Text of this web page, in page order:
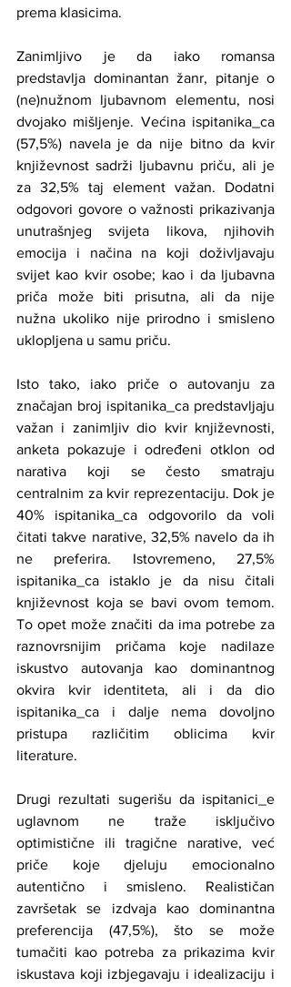
prema klasicima.
Zanimljivo je da iako romansa
predstavlja dominantan žanr, pitanje o
(ne)nužnom ljubavnom elementu, nosi
dvojako mišljenje. Većina ispitanika_ca
(57,5%) navela je da nije bitno da kvir
književnost sadrži ljubavnu priču, ali je
za 32,5% taj element važan. Dodatni
odgovori govore o važnosti prikazivanja
unutrašnjeg svijeta likova, njihovih
emocija i načina na koji doživljavaju
svijet kao kvir osobe; kao i da ljubavna
priča može biti prisutna, ali da nije
nužna ukoliko nije prirodno i smisleno
uklopljena u samu priču.
Isto tako, iako priče o autovanju za
značajan broj ispitanika_ca predstavljaju
važan i zanimljiv dio kvir književnosti,
anketa pokazuje i određeni otklon od
narativa koji se često smatraju
centralnim za kvir reprezentaciju. Dok je
40% ispitanika_ca odgovorilo da voli
čitati takve narative, 32,5% navelo da ih
ne preferira. Istovremeno, 27,5%
ispitanika_ca istaklo je da nisu čitali
književnost koja se bavi ovom temom.
To opet može značiti da ima potrebe za
raznovrsnijim pričama koje nadilaze
iskustvo autovanja kao dominantnog
okvira kvir identiteta, ali i da dio
ispitanika_ca i dalje nema dovoljno
pristupa različitim oblicima kvir
literature.
Drugi rezultati sugerišu da ispitanici_e
uglavnom ne traže isključivo
optimistične ili tragične narative, već
priče koje djeluju emocionalno
autentično i smisleno. Realističan
završetak se izdvaja kao dominantna
preferencija (47,5%), što se može
tumačiti kao potreba za prikazima kvir
iskustava koji izbjegavaju i idealizaciju i